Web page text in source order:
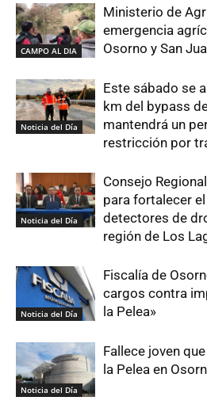
CAMPO AL DIA
Ministerio de
emergencia
Osorno y San
Noticia del Día
Este sábado se
km del bypass
mantendrá un
restricción por
Noticia del Día
Consejo
para fortalecer
detectores de
región de Los
Noticia del Día
Fiscalía de
cargos contra
la Pelea»
Noticia del Día
Fallece joven
la Pelea en